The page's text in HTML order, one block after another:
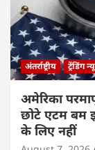
अंतर्राष्ट्रीय ट्रेंडिंग
अमेरिका
छोटे एटम बम
के लिए नहीं